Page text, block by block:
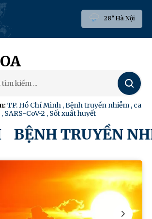
28° Hà Nội
Tìm
kiếm
TP. Hồ Chí Minh ,Bệnh truyền nhiễm , ca
, SARS-CoV-2 , Sốt xuất huyết
BỆNH TRUYỀN